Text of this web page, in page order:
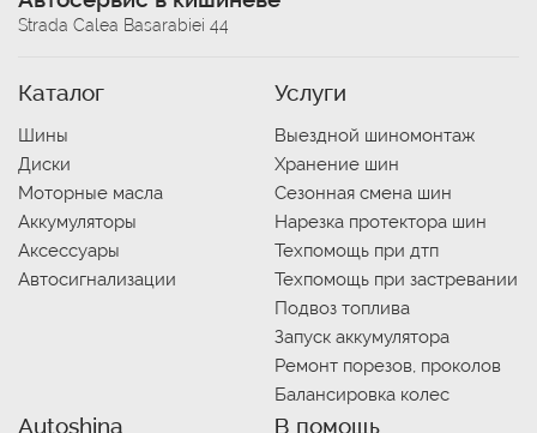
Strada Calea Basarabiei 44
Каталог
Шины
Диски
Моторные масла
Аккумуляторы
Аксессуары
Автосигнализации
Услуги
Выездной шиномонтаж
Хранение шин
Сезонная смена шин
Нарезка протектора шин
Техпомощь при дтп
Техпомощь при застревании
Подвоз топлива
Запуск аккумулятора
Ремонт порезов, проколов
Балансировка колес
Autoshina В помощь